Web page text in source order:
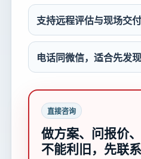
支持远程评估与现场交付
电话同微信，适合先发
直接咨询
做方案、问报价
不能利旧，先联